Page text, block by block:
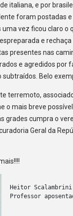
italiana, e por
foram postadas
uma vez ficou claro o
e
presentes nas
e agredidos por
Belo
terremoto,
o mais breve
grades cumpra o
Geral da
Heitor Scalambrini
Professor